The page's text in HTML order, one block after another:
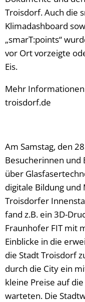
Troisdorf. Auch die
Klimadashboard
„smarT:points“
vor Ort vorzeigte
Eis.
Mehr
troisdorf.de
Am Samstag, den
Besucherinnen und
über
digitale Bildung
Troisdorfer
fand z.B. ein 3D-
Fraunhofer FIT mit
Einblicke in die
die Stadt Troisdorf
durch die City ein
kleine Preise auf
warteten. Die